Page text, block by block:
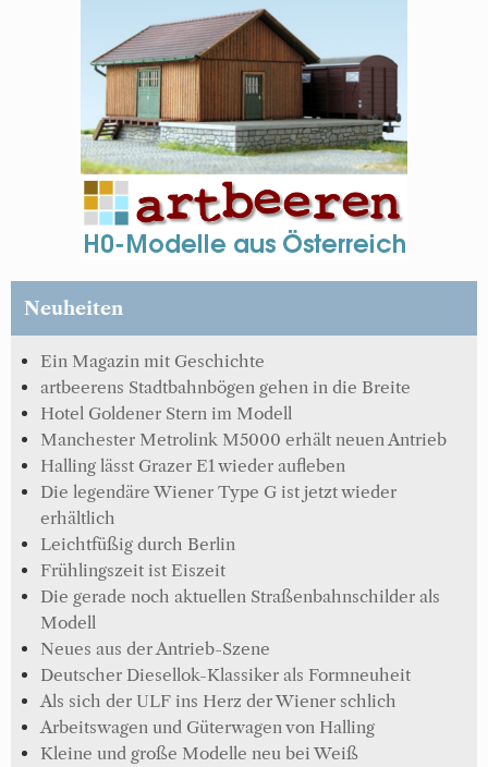
Neuheiten
Ein Magazin mit Geschichte
artbeerens Stadtbahnbögen gehen in die Breite
Hotel Goldener Stern im Modell
Manchester Metrolink M5000 erhält neuen Antrieb
Halling lässt Grazer E1 wieder aufleben
Die legendäre Wiener Type G ist jetzt wieder
erhältlich
Leichtfüßig durch Berlin
Frühlingszeit ist Eiszeit
Die gerade noch aktuellen Straßenbahnschilder als
Modell
Neues aus der Antrieb-Szene
Deutscher Diesellok-Klassiker als Formneuheit
Als sich der ULF ins Herz der Wiener schlich
Arbeitswagen und Güterwagen von Halling
Kleine und große Modelle neu bei Weiß